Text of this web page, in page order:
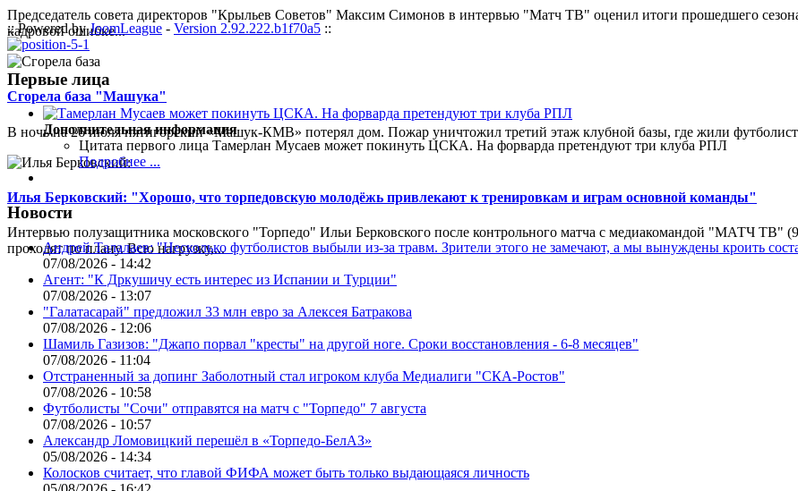
Председатель совета директоров "Крыльев Советов" Максим Симонов в интервью "Матч ТВ" оценил итоги прошедшего сезона
кадровой ошибке...
Сгорела база "Машука"
В ночь на 26 июля пятигорский «Машук-КМВ» потерял дом. Пожар уничтожил третий этаж клубной базы, где жили
Илья Берковский: "Хорошо, что торпедовскую молодёжь привлекают к тренировкам и играм основной команды"
Интервью полузащитника московского "Торпедо" Ильи Берковского после контрольного матча с медиакомандой "МАТЧ ТВ"
проходят по плану. Всю нагрузку,...
:: Powered byJoomLeague - Version 2.92.222.b1f70a5 ::
Первые лица
Дополнительная информация
Цитата первого лица Тамерлан Мусаев может покинуть ЦСКА. На форварда претендуют три клуба РПЛ
Подробнее ...
Новости
Андрей Талалаев: "Несколько футболистов выбыли из-за травм. Зрители этого не замечают, а мы вынуждены кроить
07/08/2026 - 14:42
Агент: "К Дркушичу есть интерес из Испании и Турции"
07/08/2026 - 13:07
"Галатасарай" предложил 33 млн евро за Алексея Батракова
07/08/2026 - 12:06
Шамиль Газизов: "Джапо порвал "кресты" на другой ноге. Сроки восстановления - 6-8 месяцев"
07/08/2026 - 11:04
Отстраненный за допинг Заболотный стал игроком клуба Медиалиги "СКА-Ростов"
07/08/2026 - 10:58
Футболисты "Сочи" отправятся на матч с "Торпедо" 7 августа
07/08/2026 - 10:57
Александр Ломовицкий перешёл в «Торпедо-БелАЗ»
05/08/2026 - 14:34
Колосков считает, что главой ФИФА может быть только выдающаяся личность